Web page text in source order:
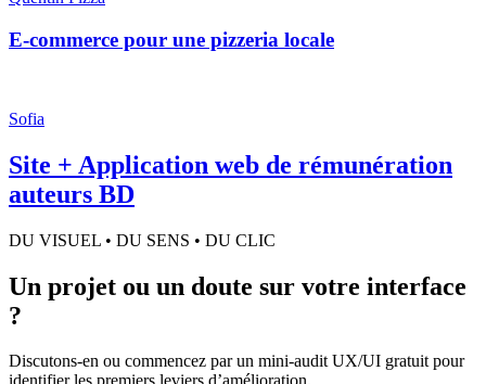
E-commerce pour une pizzeria locale
Sofia
Site + Application web de rémunération
auteurs BD
DU VISUEL • DU SENS • DU CLIC
Un projet ou un doute sur votre interface
?
Discutons-en ou commencez par un mini-audit UX/UI gratuit pour